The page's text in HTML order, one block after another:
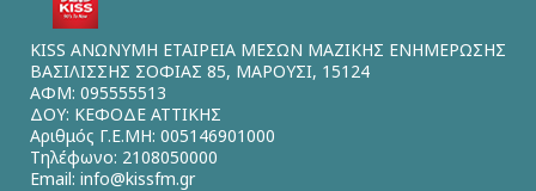
KISS ΑΝΩΝΥΜΗ ΕΤΑΙΡΕΙΑ ΜΕΣΩΝ ΜΑΖΙΚΗΣ ΕΝΗΜΕΡΩΣΗΣ
ΒΑΣΙΛΙΣΣΗΣ ΣΟΦΙΑΣ 85, ΜΑΡΟΥΣΙ, 15124
ΑΦΜ: 095555513
ΔΟΥ: ΚΕΦΟΔΕ ΑΤΤΙΚΗΣ
Αριθμός Γ.Ε.ΜΗ: 005146901000
Τηλέφωνο: 2108050000
Email: info@kissfm.gr